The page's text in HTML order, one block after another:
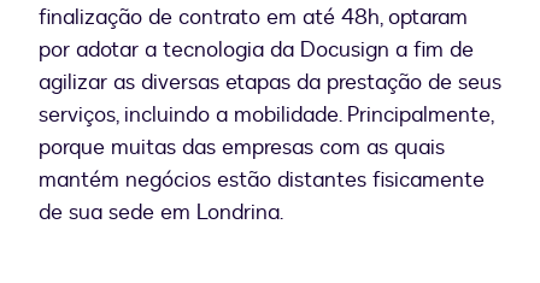
finalização de contrato em até 48h, optaram
por adotar a tecnologia da Docusign a fim de
agilizar as diversas etapas da prestação de seus
serviços, incluindo a mobilidade. Principalmente,
porque muitas das empresas com as quais
mantém negócios estão distantes fisicamente
de sua sede em Londrina.